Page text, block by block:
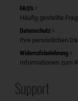
FAQ's
Häufig gestellte
Datenschutz
Ihre persönlichen
Widerrufsbelehrung
Informationen zum
Support